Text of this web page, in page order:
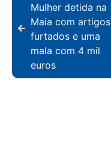
Mulher detida na
Maia com artigos
furtados e uma
mala com 4 mil
euros